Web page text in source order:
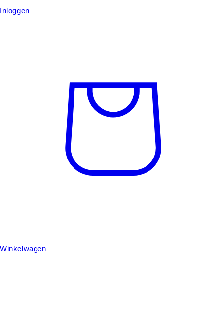
Inloggen
Winkelwagen